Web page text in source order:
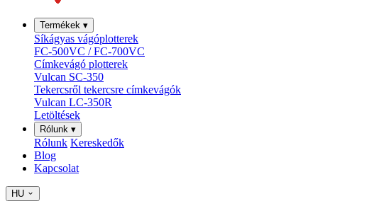
Termékek ▾
Síkágyas vágóplotterek
FC-500VC / FC-700VC
Címkevágó plotterek
Vulcan SC-350
Tekercsről tekercsre címkevágók
Vulcan LC-350R
Letöltések
Rólunk ▾
Rólunk Kereskedők
Blog
Kapcsolat
HU